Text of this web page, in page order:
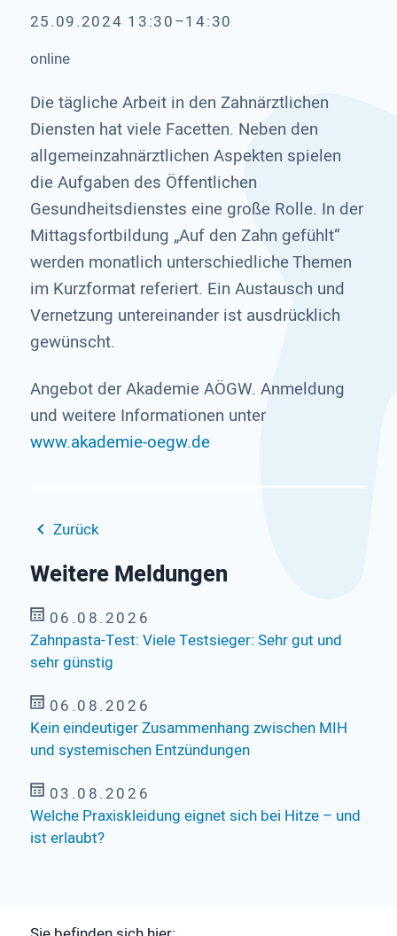
25.09.2024 13:30–14:30
online
Die tägliche Arbeit in den Zahnärztlichen
Diensten hat viele Facetten. Neben den
allgemeinzahnärztlichen Aspekten spielen
die Aufgaben des Öffentlichen
Gesundheitsdienstes eine große Rolle. In der
Mittagsfortbildung „Auf den Zahn gefühlt“
werden monatlich unterschiedliche Themen
im Kurzformat referiert. Ein Austausch und
Vernetzung untereinander ist ausdrücklich
gewünscht.
Angebot der Akademie AÖGW. Anmeldung
und weitere Informationen unter
www.akademie-oegw.de
Zurück
Weitere Meldungen
06.08.2026
Zahnpasta-Test: Viele Testsieger: Sehr gut und
sehr günstig
06.08.2026
Kein eindeutiger Zusammenhang zwischen MIH
und systemischen Entzündungen
03.08.2026
Welche Praxiskleidung eignet sich bei Hitze – und
ist erlaubt?